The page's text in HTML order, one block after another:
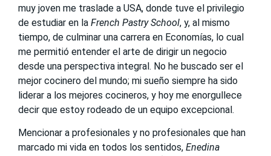
muy joven me traslade a USA, donde tuve el privilegio
de estudiar en la French Pastry School, y, al mismo
tiempo, de culminar una carrera en Economías, lo cual
me permitió entender el arte de dirigir un negocio
desde una perspectiva integral. No he buscado ser el
mejor cocinero del mundo; mi sueño siempre ha sido
liderar a los mejores cocineros, y hoy me enorgullece
decir que estoy rodeado de un equipo excepcional.
Mencionar a profesionales y no profesionales que han
marcado mi vida en todos los sentidos, Enedina